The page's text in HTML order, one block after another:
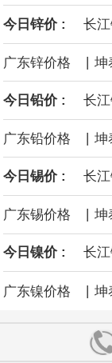
供支撑
景的线
海力士
机存取
今日锌价 : 长
广东锌价格 | 坤
今日铅价 : 长
广东铅价格 坤
今日锡价 : 长
广东锡价格 坤
今日镍价 : 长
广东镍价格 | 坤